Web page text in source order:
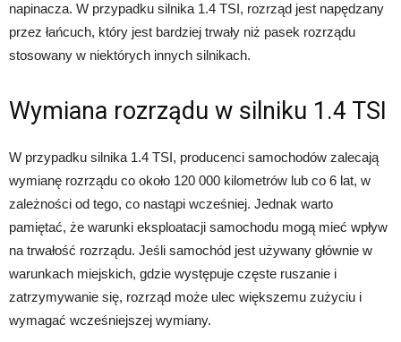
napinacza. W przypadku silnika 1.4 TSI, rozrząd jest napędzany
przez łańcuch, który jest bardziej trwały niż pasek rozrządu
stosowany w niektórych innych silnikach.
Wymiana rozrządu w silniku 1.4 TSI
W przypadku silnika 1.4 TSI, producenci samochodów zalecają
wymianę rozrządu co około 120 000 kilometrów lub co 6 lat, w
zależności od tego, co nastąpi wcześniej. Jednak warto
pamiętać, że warunki eksploatacji samochodu mogą mieć wpływ
na trwałość rozrządu. Jeśli samochód jest używany głównie w
warunkach miejskich, gdzie występuje częste ruszanie i
zatrzymywanie się, rozrząd może ulec większemu zużyciu i
wymagać wcześniejszej wymiany.